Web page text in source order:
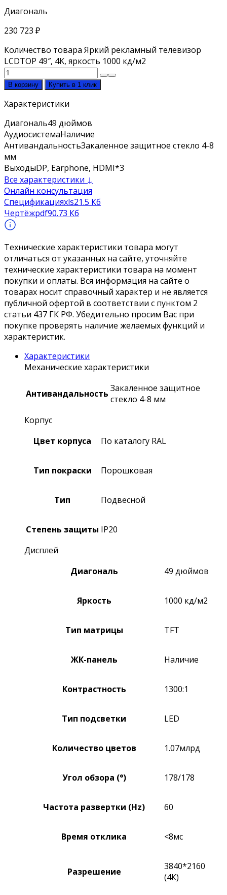
Диагональ
230 723 ₽
Количество товара Яркий рекламный телевизор
LCDTOP 49″, 4K, яркость 1000 кд/м2
В корзину Купить в 1 клик
Характеристики
Диагональ49 дюймов
АудиосистемаНаличие
АнтивандальностьЗакаленное защитное стекло 4-8
мм
ВыходыDP, Earphone, HDMI*3
Все характеристики ↓
Онлайн консультация
Спецификацияxls21.5 Кб
Чертёжpdf90.73 Кб
Технические характеристики товара могут
отличаться от указанных на сайте, уточняйте
технические характеристики товара на момент
покупки и оплаты. Вся информация на сайте о
товарах носит справочный характер и не является
публичной офертой в соответствии с пунктом 2
статьи 437 ГК РФ. Убедительно просим Вас при
покупке проверять наличие желаемых функций и
характеристик.
Характеристики
Механические характеристики
Антивандальность Закаленное защитное
стекло 4-8 мм
Корпус
Цвет корпуса
По каталогу RAL
Тип покраски Порошковая
Тип Подвесной
Степень защиты IP20
Дисплей
Диагональ
49 дюймов
Яркость 1000 кд/м2
Тип матрицы TFT
ЖК-панель Наличие
Контрастность 1300:1
Тип подсветки LED
Количество цветов 1.07млрд
Угол обзора (°) 178/178
Частота развертки (Hz) 60
Время отклика <8мс
Разрешение
3840*2160
(4К)